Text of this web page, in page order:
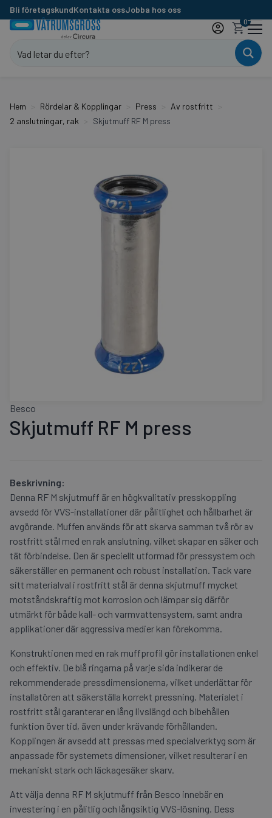
Bli företagskundKontakta ossJobba hos oss
0
Hem Rördelar & Kopplingar Press
Av rostfritt
2 anslutningar, rak
Skjutmuff RF M press
Besco
Skjutmuff RF M press
Beskrivning:
Denna RF M skjutmuff är en högkvalitativ presskoppling
avsedd för VVS-installationer där pålitlighet och hållbarhet är
avgörande. Muffen används för att skarva samman två rör av
rostfritt stål med en rak anslutning, vilket skapar en säker och
tät förbindelse. Den är speciellt utformad för pressystem och
säkerställer en permanent och robust installation. Tack vare
sitt materialval i rostfritt stål är denna skjutmuff mycket
motståndskraftig mot korrosion och lämpar sig därför
utmärkt för både kall- och varmvattensystem, samt andra
applikationer där aggressiva medier kan förekomma.
Konstruktionen med en rak muffprofil gör installationen enkel
och effektiv. De blå ringarna på varje sida indikerar de
rekommenderade pressdimensionerna, vilket underlättar för
installatören att säkerställa korrekt pressning. Materialet i
rostfritt stål garanterar en lång livslängd och bibehållen
funktion över tid, även under krävande förhållanden.
Kopplingen är avsedd att pressas med specialverktyg som är
anpassade för systemets dimensioner, vilket resulterar i en
mekaniskt stark och läckagesäker skarv.
Att välja denna RF M skjutmuff från Besco innebär en
investering i en pålitlig och långsiktig VVS-lösning. Dess